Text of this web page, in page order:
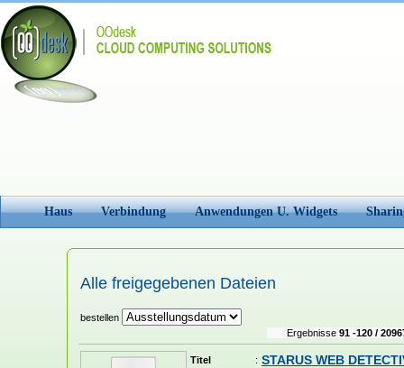
Haus Verbindung Anwendungen U. Widgets
Alle freigegebenen Dateien
bestellen
Ergebnisse 91 -120 /
Titel : STARUS WEB